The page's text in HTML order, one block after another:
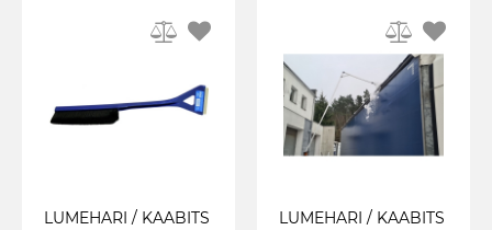
LUMEHARI / KAABITS
LUMEHARI / KAABITS